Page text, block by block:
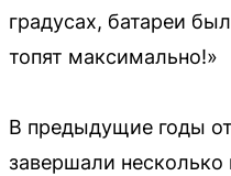
градусах, батареи
топят максимально!»
В предыдущие годы
завершали